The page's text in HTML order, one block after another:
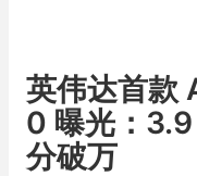
英伟达首款
0 曝光：
分破万